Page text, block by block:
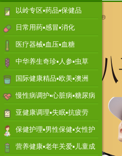
以岭专区▪药品▪保健品
日常用药▪感冒▪消化
医疗器械▪血压▪血糖
中华养生奇珍▪人参▪虫草
国际健康精品▪欧美▪澳洲
慢性病调护▪心脏病▪糖尿病
亚健康调理▪失眠▪抗疲劳
保健护理▪男性保健▪女性护
理
营养健康▪老年关爱▪儿童成